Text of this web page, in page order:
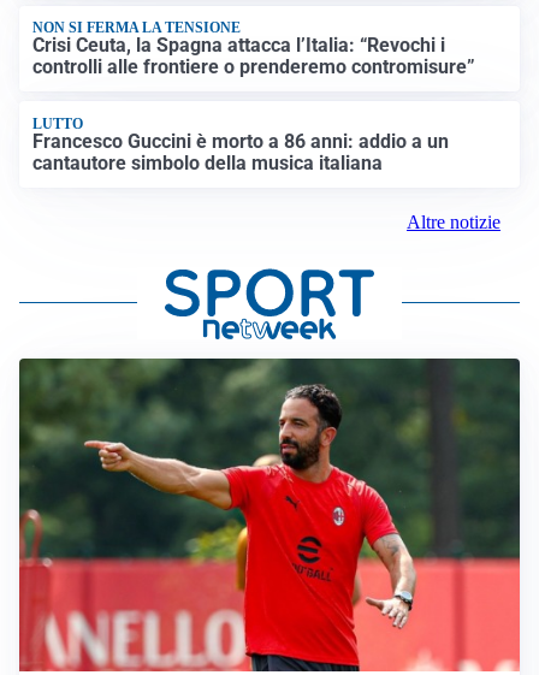
NON SI FERMA LA TENSIONE
Crisi Ceuta, la Spagna attacca l’Italia: “Revochi i
controlli alle frontiere o prenderemo contromisure”
LUTTO
Francesco Guccini è morto a 86 anni: addio a un
cantautore simbolo della musica italiana
Altre notizie